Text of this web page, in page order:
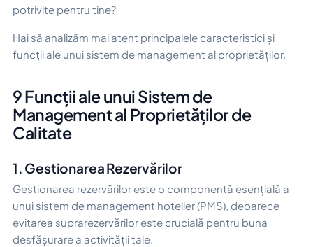
potrivite pentru tine?
Hai să analizăm mai atent principalele caracteristici și
funcții ale unui sistem de management al proprietăților.
9 Funcții ale unui Sistem de
Management al Proprietăților de
Calitate
1. Gestionarea Rezervărilor
Gestionarea rezervărilor este o componentă esențială a
unui sistem de management hotelier (PMS), deoarece
evitarea suprarezervărilor este crucială pentru buna
desfășurare a activității tale.